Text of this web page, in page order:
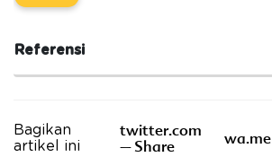
Referensi
Bagikan
artikel ini
twitter.com
– Share
wa.me